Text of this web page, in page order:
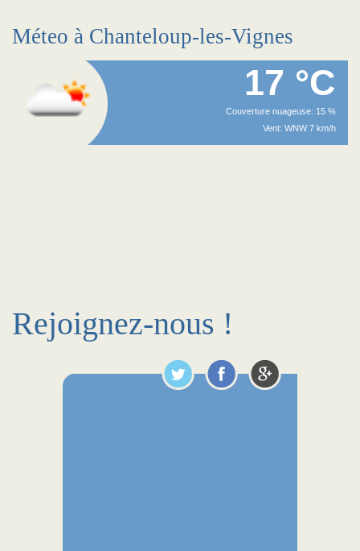
Méteo à Chanteloup-les-Vignes
17 °C
Couverture nuageuse: 15 %
Vent: WNW 7 km/h
Rejoignez-nous !